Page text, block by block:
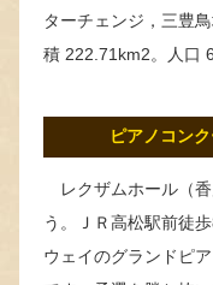
ターチェンジ，三豊
積 222.71km2。人口
ピアノコン
レクザムホール（
う。ＪＲ高松駅前徒
ウェイのグランドピ